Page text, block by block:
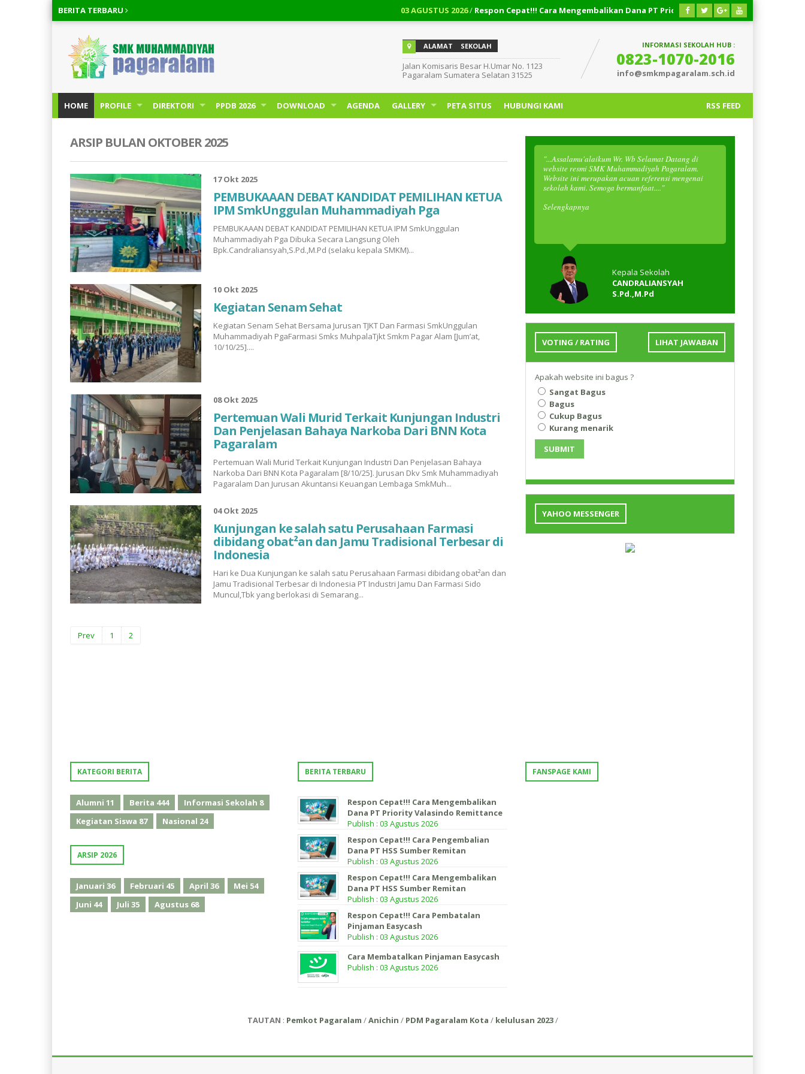
BERITA TERBARU 03 AGUSTUS 2026/Respon Cepat!!! Cara Mengembalikan Dana PT Priority Valasindo Remittance
ALAMAT SEKOLAH
Jalan Komisaris Besar H.Umar No. 1123
Pagaralam Sumatera Selatan 31525
INFORMASI SEKOLAH HUB :
0823-1070-2016
info@smkmpagaralam.sch.id
HOME PROFILE DIREKTORI PPDB 2026 DOWNLOAD AGENDA GALLERY PETA SITUS HUBUNGI KAMI RSS FEED
ARSIP BULAN OKTOBER 2025
17 Okt 2025
PEMBUKAAAN DEBAT KANDIDAT PEMILIHAN KETUA
IPM SmkUnggulan Muhammadiyah Pga
PEMBUKAAAN DEBAT KANDIDAT PEMILIHAN KETUA IPM SmkUnggulan
Muhammadiyah Pga Dibuka Secara Langsung Oleh
Bpk.Candraliansyah,S.Pd.,M.Pd (selaku kepala SMKM)...
10 Okt 2025
Kegiatan Senam Sehat
Kegiatan Senam Sehat Bersama Jurusan TJKT Dan Farmasi SmkUnggulan
Muhammadiyah PgaFarmasi Smks MuhpalaTjkt Smkm Pagar Alam [Jum’at,
10/10/25]....
08 Okt 2025
Pertemuan Wali Murid Terkait Kunjungan Industri
Dan Penjelasan Bahaya Narkoba Dari BNN Kota
Pagaralam
Pertemuan Wali Murid Terkait Kunjungan Industri Dan Penjelasan Bahaya
Narkoba Dari BNN Kota Pagaralam [8/10/25]. Jurusan Dkv Smk Muhammadiyah
Pagaralam Dan Jurusan Akuntansi Keuangan Lembaga SmkMuh...
04 Okt 2025
Kunjungan ke salah satu Perusahaan Farmasi
dibidang obat²an dan Jamu Tradisional Terbesar di
Indonesia
Hari ke Dua Kunjungan ke salah satu Perusahaan Farmasi dibidang obat²an dan
Jamu Tradisional Terbesar di Indonesia PT Industri Jamu Dan Farmasi Sido
Muncul,Tbk yang berlokasi di Semarang...
Prev 1 2
"...Assalamu'alaikum Wr. Wb Selamat Datang di
website resmi SMK Muhammadiyah Pagaralam.
Website ini merupakan acuan referensi mengenai
sekolah kami. Semoga bermanfaat...."
Selengkapnya
Kepala Sekolah
CANDRALIANSYAH
S.Pd.,M.Pd
VOTING / RATING LIHAT JAWABAN
Apakah website ini bagus ?
Sangat Bagus
Bagus
Cukup Bagus
Kurang menarik
SUBMIT
YAHOO MESSENGER
KATEGORI BERITA
Alumni 11 Berita 444 Informasi Sekolah 8
Kegiatan Siswa 87 Nasional 24
ARSIP 2026
Januari 36 Februari 45 April 36 Mei 54
Juni 44 Juli 35 Agustus 68
BERITA TERBARU
Respon Cepat!!! Cara Mengembalikan
Dana PT Priority Valasindo Remittance
Publish : 03 Agustus 2026
Respon Cepat!!! Cara Pengembalian
Dana PT HSS Sumber Remitan
Publish : 03 Agustus 2026
Respon Cepat!!! Cara Mengembalikan
Dana PT HSS Sumber Remitan
Publish : 03 Agustus 2026
Respon Cepat!!! Cara Pembatalan
Pinjaman Easycash
Publish : 03 Agustus 2026
Cara Membatalkan Pinjaman Easycash
Publish : 03 Agustus 2026
FANSPAGE KAMI
TAUTAN : Pemkot Pagaralam /Anichin / PDM Pagaralam Kota / kelulusan 2023/